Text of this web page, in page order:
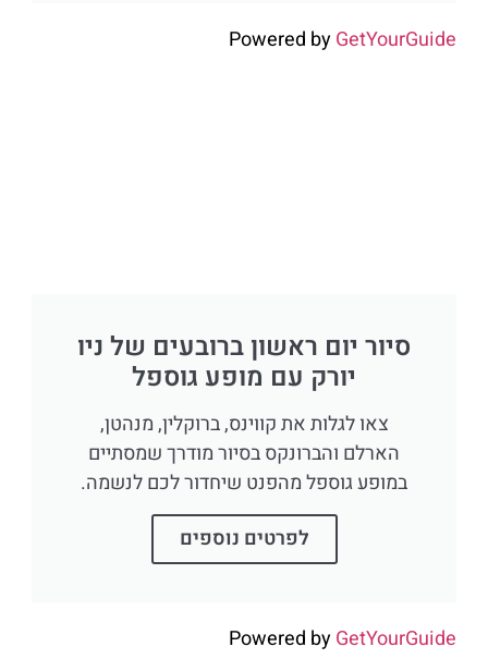
Powered byGetYourGuide
סיור יום ראשון ברובעים של ניו
יורק עם מופע גוספל
צאו לגלות את קווינס, ברוקלין, מנהטן,
הארלם והברונקס בסיור מודרך שמסתיים
במופע גוספל מהפנט שיחדור לכם לנשמה.
לפרטים נוספים
Powered byGetYourGuide